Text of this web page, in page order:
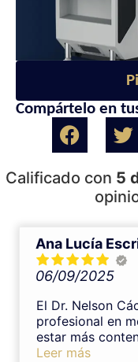
Compártelo en
Calificado con 5
Ana Lucía
06/09/2025
El Dr. Nelson
profesional en
estar más
un tratamiento
Leer más